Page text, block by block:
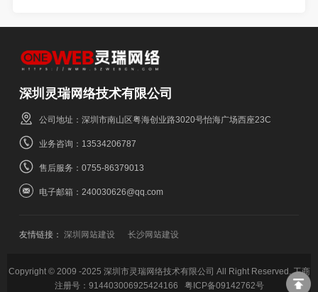
深圳灵瑞网络技术有限公司
公司地址：深圳市南山区粤海创业路3020号怡海广场西座23C
业务咨询：13534206787
售后服务：0755-86379013
电子邮箱：240030626@qq.com
友情链接：深圳网站建设 长沙网站建设
Copyright © 2009 -2025 深圳市灵瑞网络技术有限公司 All Right Reserved. 工商
注册号：914403006925424166 粤ICP备09142762号